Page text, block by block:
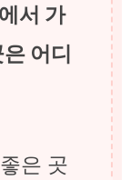
서 가
어디
은 곳